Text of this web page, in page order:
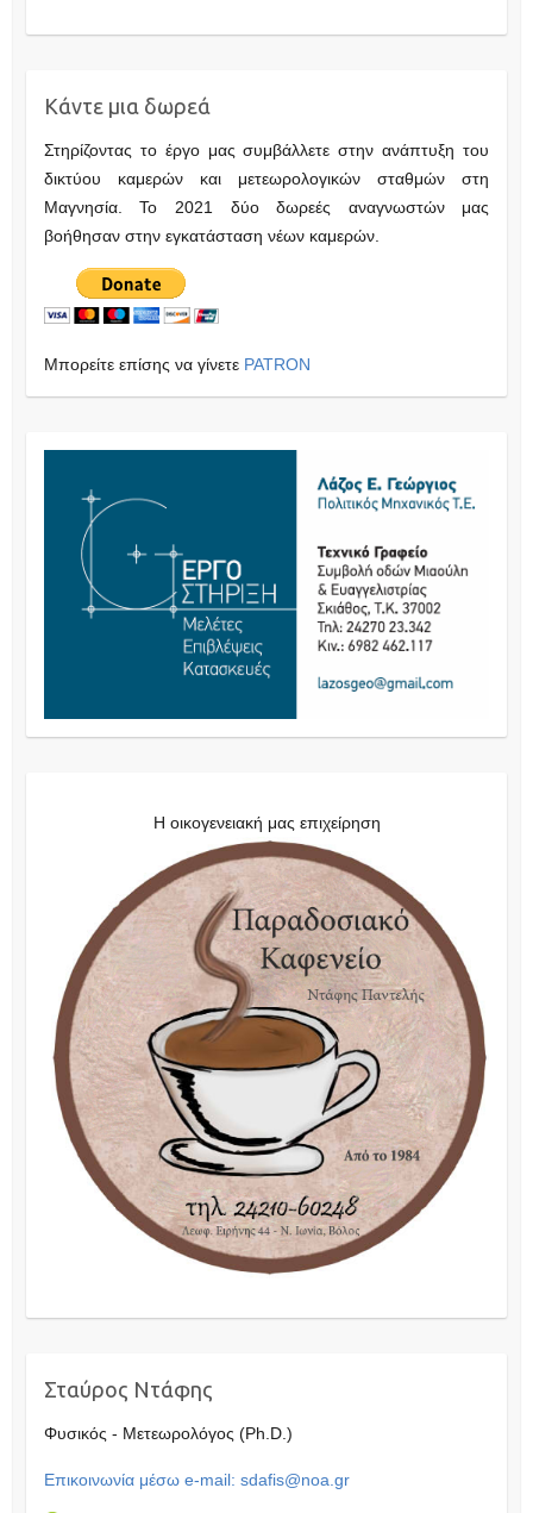
Κάντε μια δωρεά
Στηρίζοντας το έργο μας συμβάλλετε στην ανάπτυξη του
δικτύου καμερών και μετεωρολογικών σταθμών στη
Μαγνησία. Το 2021 δύο δωρεές αναγνωστών μας
βοήθησαν στην εγκατάσταση νέων καμερών.
Μπορείτε επίσης να γίνετε PATRON
Η οικογενειακή μας επιχείρηση
Σταύρος Ντάφης
Φυσικός - Μετεωρολόγος (Ph.D.)
Επικοινωνία μέσω e-mail: sdafis@noa.gr